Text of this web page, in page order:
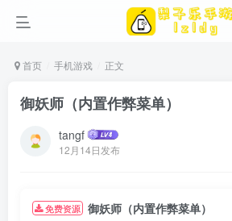
首页 手机游戏 正文
御妖师（内置作弊菜单）
tangf
12月14日发布
免费资源 御妖师（内置作弊菜单）